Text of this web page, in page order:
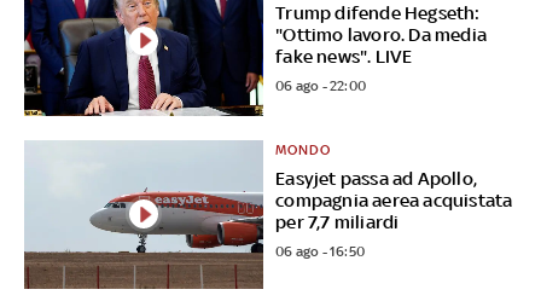
Trump difende Hegseth:
"Ottimo lavoro. Da media
fake news". LIVE
06 ago - 22:00
Easyjet passa ad Apollo,
compagnia aerea acquistata
per 7,7 miliardi
MONDO
06 ago - 16:50